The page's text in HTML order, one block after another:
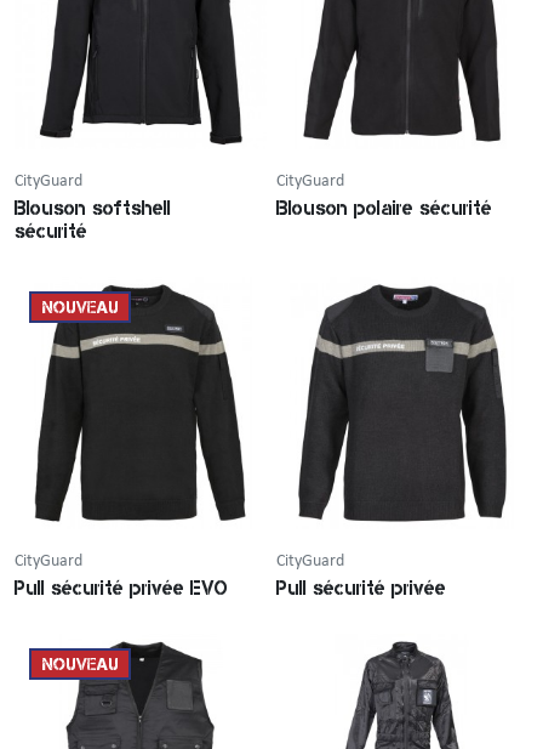
CityGuard
Blouson softshell
sécurité
CityGuard
Blouson polaire sécurité
NOUVEAU
CityGuard
Pull sécurité privée EVO
CityGuard
Pull sécurité privée
NOUVEAU